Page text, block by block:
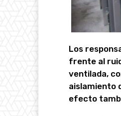
Los
frente al
ventilada,
aislamiento
efecto